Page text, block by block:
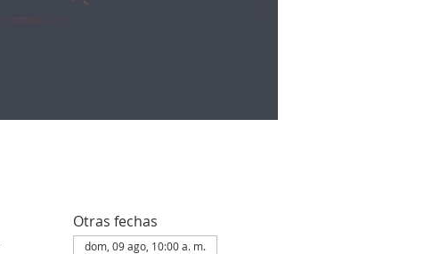
Otras fechas
dom, 09 ago, 10:00 a. m.